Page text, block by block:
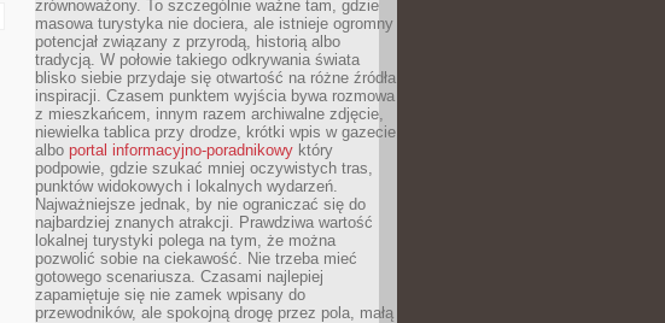
zrównoważony. To szczególnie ważne tam, gdzie
masowa turystyka nie dociera, ale istnieje ogromny
potencjał związany z przyrodą, historią albo
tradycją. W połowie takiego odkrywania świata
blisko siebie przydaje się otwartość na różne źródła
inspiracji. Czasem punktem wyjścia bywa rozmowa
z mieszkańcem, innym razem archiwalne zdjęcie,
niewielka tablica przy drodze, krótki wpis w gazecie
albo portal informacyjno-poradnikowy który
podpowie, gdzie szukać mniej oczywistych tras,
punktów widokowych i lokalnych wydarzeń.
Najważniejsze jednak, by nie ograniczać się do
najbardziej znanych atrakcji. Prawdziwa wartość
lokalnej turystyki polega na tym, że można
pozwolić sobie na ciekawość. Nie trzeba mieć
gotowego scenariusza. Czasami najlepiej
zapamiętuje się nie zamek wpisany do
przewodników, ale spokojną drogę przez pola, małą